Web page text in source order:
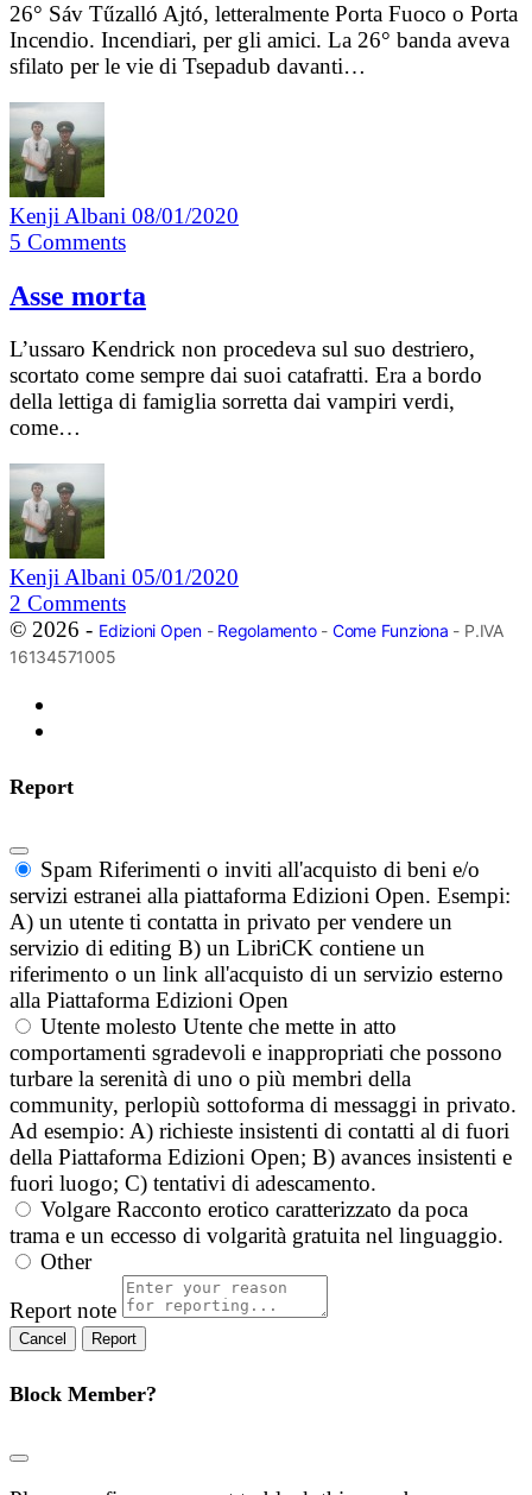
26° Sáv Tűzalló Ajtó, letteralmente Porta Fuoco o Porta
Incendio. Incendiari, per gli amici. La 26° banda aveva
sfilato per le vie di Tsepadub davanti…
Kenji Albani 08/01/2020
5 Comments
Asse morta
L’ussaro Kendrick non procedeva sul suo destriero,
scortato come sempre dai suoi catafratti. Era a bordo
della lettiga di famiglia sorretta dai vampiri verdi,
come…
Kenji Albani 05/01/2020
2 Comments
© 2026 - Edizioni Open- Regolamento- Come Funziona - P.IVA
16134571005
Report
Spam Riferimenti o inviti all'acquisto di beni e/o
servizi estranei alla piattaforma Edizioni Open. Esempi:
A) un utente ti contatta in privato per vendere un
servizio di editing B) un LibriCK contiene un
riferimento o un link all'acquisto di un servizio esterno
alla Piattaforma Edizioni Open
Utente molesto Utente che mette in atto
comportamenti sgradevoli e inappropriati che possono
turbare la serenità di uno o più membri della
community, perlopiù sottoforma di messaggi in privato.
Ad esempio: A) richieste insistenti di contatti al di fuori
della Piattaforma Edizioni Open; B) avances insistenti e
fuori luogo; C) tentativi di adescamento.
Volgare Racconto erotico caratterizzato da poca
trama e un eccesso di volgarità gratuita nel linguaggio.
Other
Report note
Report
Block Member?